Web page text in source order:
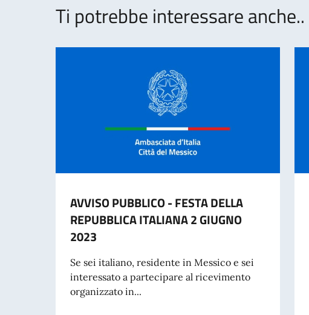
Ti potrebbe interessare anche..
AVVISO PUBBLICO - FESTA DELLA
REPUBBLICA ITALIANA 2 GIUGNO
2023
Se sei italiano, residente in Messico e sei
interessato a partecipare al ricevimento
organizzato in...